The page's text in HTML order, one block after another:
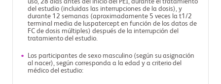
uso, 28 días antes del inicio del PEI, durante el tratamiento
del estudio (incluidas las interrupciones de la dosis), y
durante 12 semanas (aproximadamente 5 veces la t1/2
terminal media de luspatercept en función de los datos de
FC de dosis múltiples) después de la interrupción del
tratamiento del estudio.
Los participantes de sexo masculino (según su asignación
al nacer), según corresponda a la edad y a criterio del
médico del estudio: